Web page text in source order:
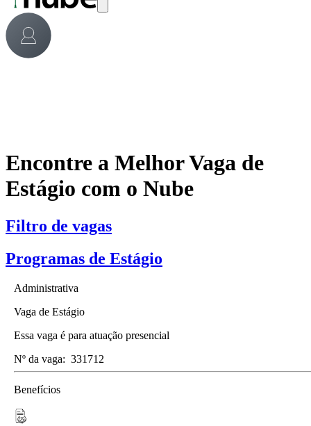
Encontre a Melhor Vaga de
Estágio com o Nube
Filtro de vagas
Programas de Estágio
Administrativa
Vaga de Estágio
Essa vaga é para atuação presencial
Nº da vaga: 331712
Benefícios